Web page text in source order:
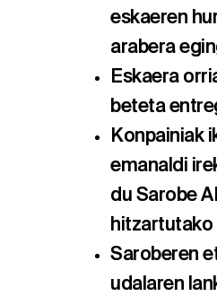
eskaeren
arabera
Eskaera
beteta
Konpainiak
emanaldi
du Sarobe
hitzartutako
Saroberen
udalaren